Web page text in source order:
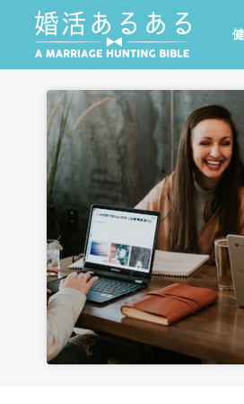
その他 ドキドキ
心の処方箋 カルチャー